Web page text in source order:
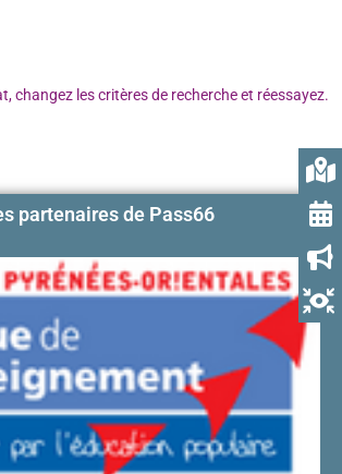
changez les critères de recherche et réessayez.
partenaires de Pass66